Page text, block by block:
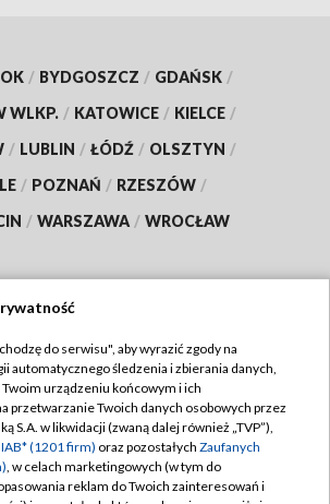
/ BYDGOSZCZ / GDAŃSK /
WLKP. / KATOWICE / KIELCE /
/ LUBLIN / ŁÓDŹ / OLSZTYN /
/ POZNAŃ / RZESZÓW /
/ WARSZAWA / WROCŁAW
TVP
TVP
Regulamin TVP
Polityka prywatności
Moje zgody
do serwisu", aby wyrazić zgody na
automatycznego śledzenia i zbierania danych,
urządzeniu końcowym i ich
przetwarzanie Twoich danych osobowych przez
S.A. w likwidacji (zwaną dalej również „TVP”),
(1201 firm) oraz pozostałych Zaufanych
, w celach marketingowych (w tym do
reklam do Twoich zainteresowań i